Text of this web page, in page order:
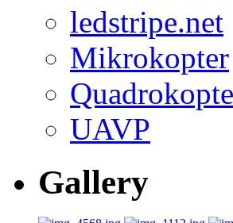
ledstripe.net
Mikrokopter
UAVP
Gallery